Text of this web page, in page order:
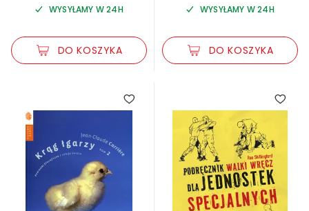
WYSYŁAMY W 24H
DO KOSZYKA
WYSYŁAMY W 24H
DO KOSZYKA
1.00